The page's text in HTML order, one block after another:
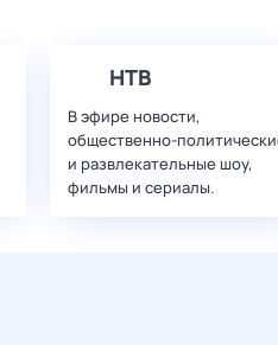
НТВ
В эфире новости,
общественно-
и развлекательные шоу,
фильмы и сериалы.